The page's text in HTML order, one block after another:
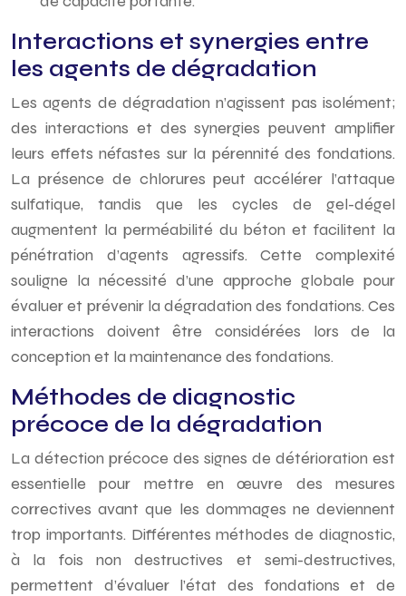
Interactions et synergies entre
les agents de dégradation
Les agents de dégradation n’agissent pas isolément;
des interactions et des synergies peuvent amplifier
leurs effets néfastes sur la pérennité des fondations.
La présence de chlorures peut accélérer l’attaque
sulfatique, tandis que les cycles de gel-dégel
augmentent la perméabilité du béton et facilitent la
pénétration d’agents agressifs. Cette complexité
souligne la nécessité d’une approche globale pour
évaluer et prévenir la dégradation des fondations. Ces
interactions doivent être considérées lors de la
conception et la maintenance des fondations.
Méthodes de diagnostic
précoce de la dégradation
La détection précoce des signes de détérioration est
essentielle pour mettre en œuvre des mesures
correctives avant que les dommages ne deviennent
trop importants. Différentes méthodes de diagnostic,
à la fois non destructives et semi-destructives,
permettent d’évaluer l’état des fondations et de